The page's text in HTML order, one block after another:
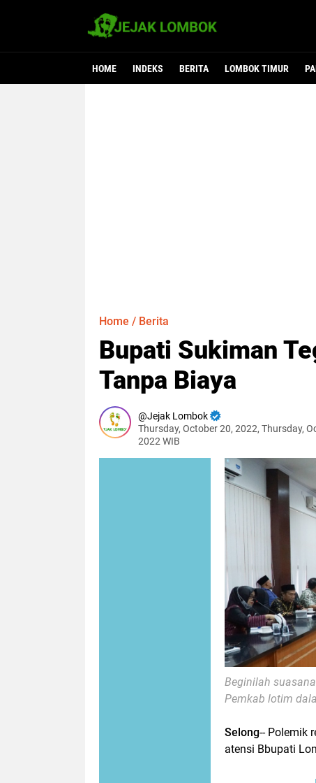
HOME INDEKS BERITA LOMBOK TIMUR
Home / Berita
Bupati Sukiman
Tanpa Biaya
Jejak Lombok
Thursday, October 20, 2022, Thursday,
2022 WIB
Beginilah
Pemkab lotim
Selong-- Polemik
atensi Bbupati